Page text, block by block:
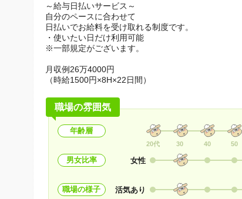
～給与日払いサービス～
自分のペースに合わせて
日払いでお給料を受け取れる制度です。
・使いたい日だけ利用可能
※一部規定がございます。
月収例26万4000円
（時給1500円×8H×22日間）
職場の雰囲気
年齢層
20代 30 40 50
男女比率 女性
職場の様子 活気あり